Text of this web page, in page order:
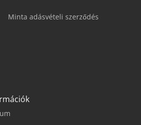
Minta adásvételi szerződés